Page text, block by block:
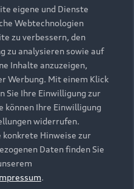
vorbehalten
eigene und Dienste
Webtechnologien
zu verbessern, den
zu analysieren sowie auf
Inhalte anzuzeigen,
Werbung. Mit einem Klick
Sie Ihre Einwilligung zur
können Ihre Einwilligung
widerrufen.
Hinweise zur
Daten finden Sie
.